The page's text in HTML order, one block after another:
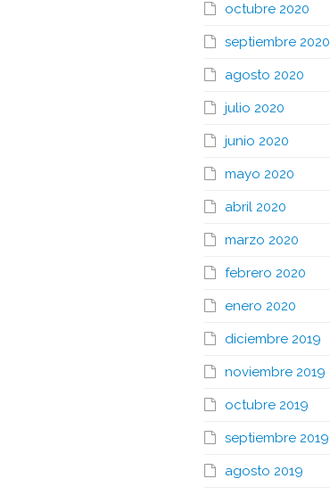
octubre 2020
septiembre 2020
agosto 2020
julio 2020
junio 2020
mayo 2020
abril 2020
marzo 2020
febrero 2020
enero 2020
diciembre 2019
noviembre 2019
octubre 2019
septiembre 2019
agosto 2019